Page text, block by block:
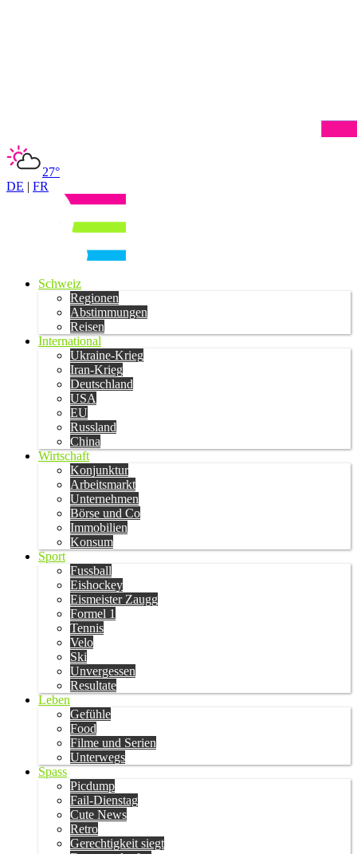
27°
DE | FR
Schweiz
Regionen
Abstimmungen
Reisen
International
Ukraine-Krieg
Iran-Krieg
Deutschland
USA
EU
Russland
China
Wirtschaft
Konjunktur
Arbeitsmarkt
Unternehmen
Börse und Co
Immobilien
Konsum
Sport
Fussball
Eishockey
Eismeister Zaugg
Formel 1
Tennis
Velo
Ski
Unvergessen
Resultate
Leben
Gefühle
Food
Filme und Serien
Unterwegs
Spass
Picdump
Fail-Dienstag
Cute News
Retro
Gerechtigkeit siegt